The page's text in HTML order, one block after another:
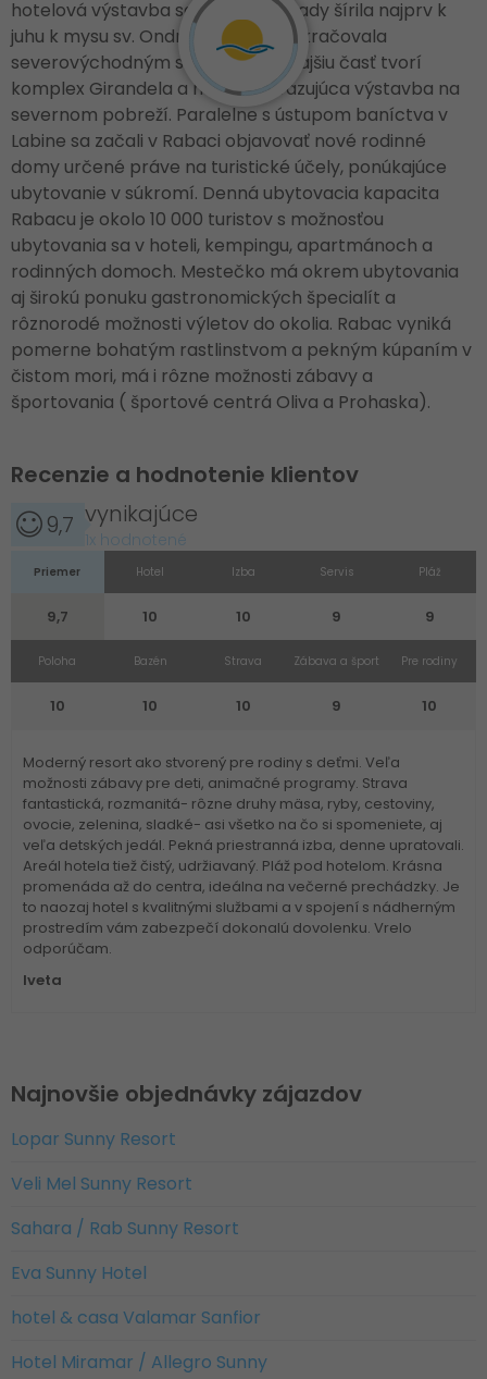
hotelová výstavba sa od starej osady šírila najprv k
juhu k mysu sv. Ondreja, neskôr pokračovala
severovýchodným smerom. Najkrajšiu časť tvorí
komplex Girandela a na ňu nadväzujúca výstavba na
severnom pobreží. Paralelne s ústupom baníctva v
Labine sa začali v Rabaci objavovať nové rodinné
domy určené práve na turistické účely, ponúkajúce
ubytovanie v súkromí. Denná ubytovacia kapacita
Rabacu je okolo 10 000 turistov s možnosťou
ubytovania sa v hoteli, kempingu, apartmánoch a
rodinných domoch. Mestečko má okrem ubytovania
aj širokú ponuku gastronomických špecialít a
rôznorodé možnosti výletov do okolia. Rabac vyniká
pomerne bohatým rastlinstvom a pekným kúpaním v
čistom mori, má i rôzne možnosti zábavy a
športovania ( športové centrá Oliva a Prohaska).
Recenzie a hodnotenie klientov
9,7 vynikajúce
1x hodnotené
Priemer
9,7
Hotel
10
Izba
10
Servis
9
Pláž
9
Poloha
10
Bazén
10
Strava
10
Zábava a šport
9
Pre rodiny
10
Moderný resort ako stvorený pre rodiny s deťmi. Veľa
možnosti zábavy pre deti, animačné programy. Strava
fantastická, rozmanitá- rôzne druhy mäsa, ryby, cestoviny,
ovocie, zelenina, sladké- asi všetko na čo si spomeniete, aj
veľa detských jedál. Pekná priestranná izba, denne upratovali.
Areál hotela tiež čistý, udržiavaný. Pláž pod hotelom. Krásna
promenáda až do centra, ideálna na večerné prechádzky. Je
to naozaj hotel s kvalitnými službami a v spojení s nádherným
prostredím vám zabezpečí dokonalú dovolenku. Vrelo
odporúčam.
Iveta
Najnovšie objednávky zájazdov
Lopar Sunny Resort
Veli Mel Sunny Resort
Sahara / Rab Sunny Resort
Eva Sunny Hotel
hotel & casa Valamar Sanfior
Hotel Miramar / Allegro Sunny